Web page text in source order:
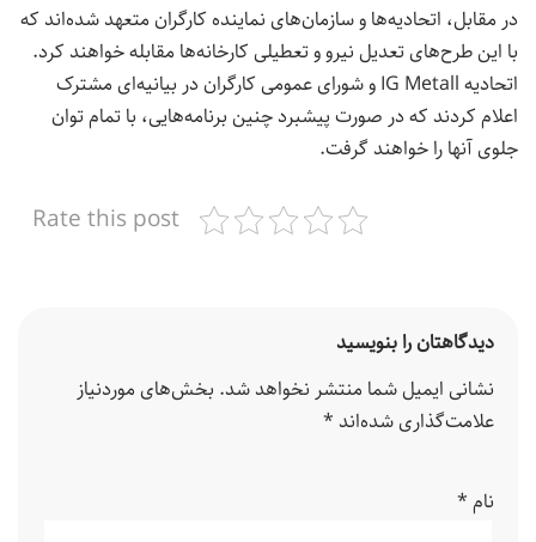
در مقابل، اتحادیه‌ها و سازمان‌های نماینده کارگران متعهد شده‌اند که
با این طرح‌های تعدیل نیرو و تعطیلی کارخانه‌ها مقابله خواهند کرد.
اتحادیه IG Metall و شورای عمومی کارگران در بیانیه‌ای مشترک
اعلام کردند که در صورت پیشبرد چنین برنامه‌هایی، با تمام توان
جلوی آنها را خواهند گرفت.
Rate this post
دیدگاهتان را بنویسید
نشانی ایمیل شما منتشر نخواهد شد. بخش‌های موردنیاز
علامت‌گذاری شده‌اند *
نام *